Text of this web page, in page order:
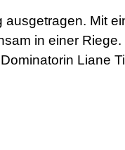
Mit
in einer
Liane